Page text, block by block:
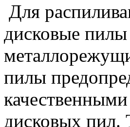
Для
дисковые
пилы
дисковых пил.